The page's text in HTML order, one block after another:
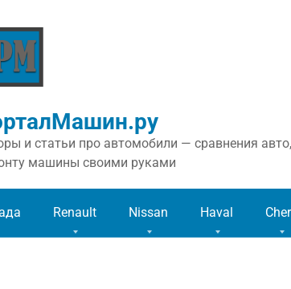
и статьи про автомобили — сравнения
машины своими руками
Renault Nissan Haval